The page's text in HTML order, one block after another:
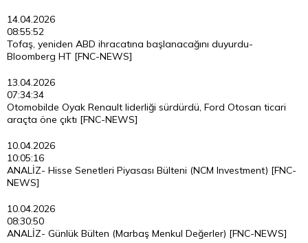
14.04.2026
08:55:52
Tofaş, yeniden ABD ihracatına başlanacağını duyurdu-
Bloomberg HT [FNC-NEWS]
13.04.2026
07:34:34
Otomobilde Oyak Renault liderliği sürdürdü, Ford Otosan ticari
araçta öne çıktı [FNC-NEWS]
10.04.2026
10:05:16
ANALİZ- Hisse Senetleri Piyasası Bülteni (NCM Investment) [FNC-
NEWS]
10.04.2026
08:30:50
ANALİZ- Günlük Bülten (Marbaş Menkul Değerler) [FNC-NEWS]